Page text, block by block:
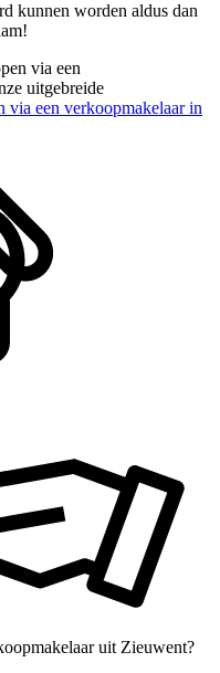
kunnen worden aldus dan
via een
uitgebreide
via een verkoopmakelaar in
uit Zieuwent?